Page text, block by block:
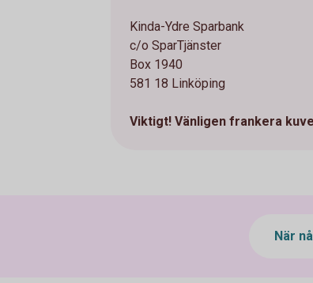
Kinda-Ydre Sparbank
c/o SparTjänster
Box 1940
581 18 Linköping
Viktigt! Vänligen frankera
När